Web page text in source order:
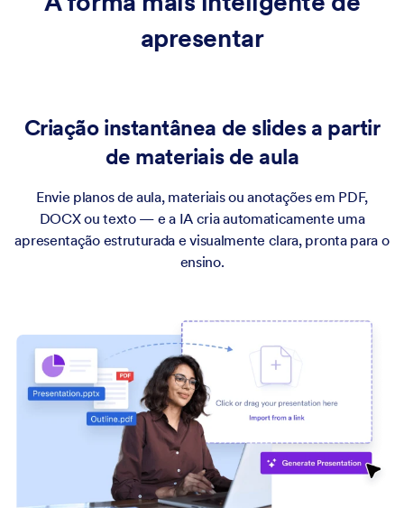
apresentar
Criação instantânea de slides a partir
de materiais de aula
Envie planos de aula, materiais ou anotações em PDF,
DOCX ou texto — e a IA cria automaticamente uma
apresentação estruturada e visualmente clara, pronta para o
ensino.